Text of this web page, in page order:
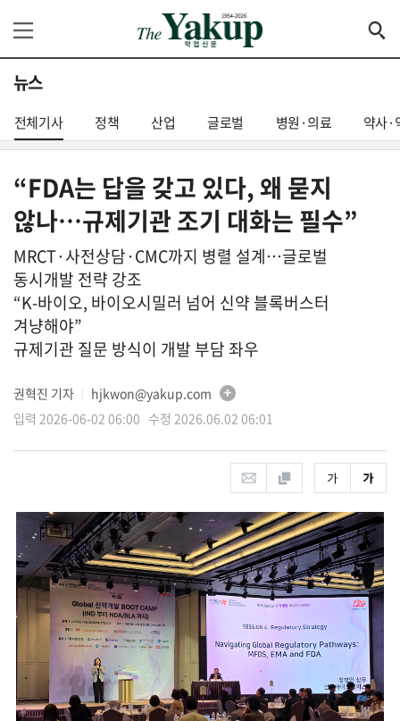
뉴스
전체기사 정책 산업 글로벌 병원·의료 약사·
“FDA는 답을 갖고 있다, 왜 묻지
않나…규제기관 조기 대화는 필수”
MRCT·사전상담·CMC까지 병렬 설계…글로벌
동시개발 전략 강조
“K-바이오, 바이오시밀러 넘어 신약 블록버스터
겨냥해야”
규제기관 질문 방식이 개발 부담 좌우
권혁진 기자
hjkwon@yakup.com
입력 2026-06-02 06:00 수정 2026.06.02 06:01